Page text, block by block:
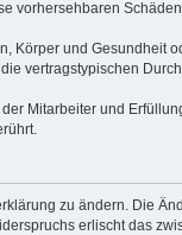
vorhersehbaren
Körper und
vertragstypischen
Mitarbeiter und
zu ändern. Die
erlischt das